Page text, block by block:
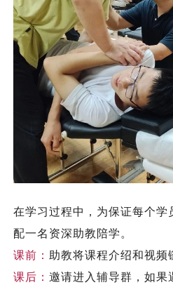
在学习过程中，为保证每个学
配一名资深助教陪学。
课前： 助教将课程介绍和视频
课后： 邀请进入辅导群，如果